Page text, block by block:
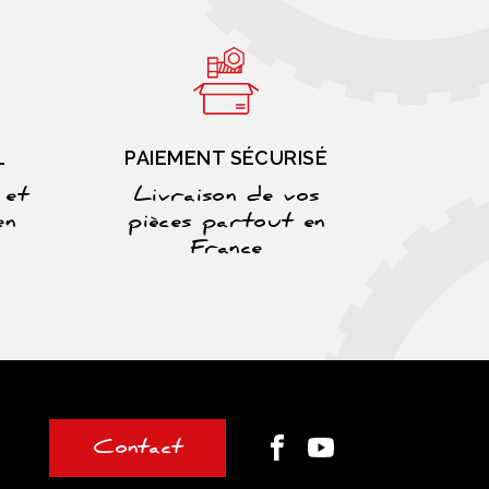
et
PAIEMENT SÉCURISÉ
Livraison de vos
pièces partout en
France
Contact FacebookYoutube